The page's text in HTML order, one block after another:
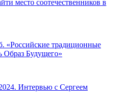
место соотечественников в
«Российские традиционные
Образ Будущего»
Интервью с Сергеем